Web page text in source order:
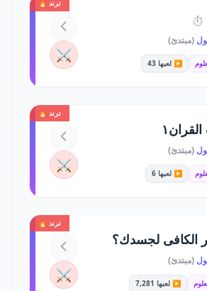
ترند 🔥
⏱️
(مبتدئ)
▶️ لعبها 43 ⚔️
ترند 🔥
(مبتدئ)
▶️ لعبها 6 ⚔️
ترند 🔥
الكافى لجسدك؟
(مبتدئ)
▶️ لعبها 7,281 ⚔️